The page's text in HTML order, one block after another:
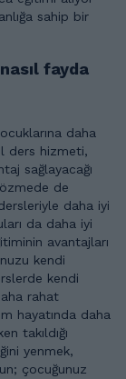
sahip bir
fayda
daha
sağlayacağı
de
da daha iyi
avantajları
kendi
rahat
hayatında daha
yenmek,
çocuğunuz